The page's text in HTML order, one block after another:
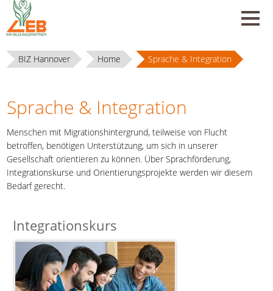
BIZ Hannover Home Sprache & Integration
Sprache & Integration
Menschen mit Migrationshintergrund, teilweise von Flucht
betroffen, benötigen Unterstützung, um sich in unserer
Gesellschaft orientieren zu können. Über Sprachförderung,
Integrationskurse und Orientierungsprojekte werden wir diesem
Bedarf gerecht.
Integrationskurs